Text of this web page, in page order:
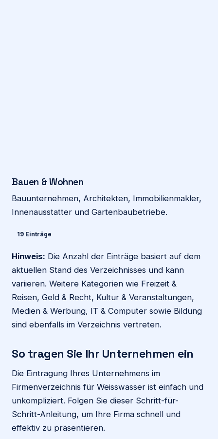
Bauen & Wohnen
Bauunternehmen, Architekten, Immobilienmakler,
Innenausstatter und Gartenbaubetriebe.
19 Einträge
Hinweis: Die Anzahl der Einträge basiert auf dem
aktuellen Stand des Verzeichnisses und kann
variieren. Weitere Kategorien wie Freizeit &
Reisen, Geld & Recht, Kultur & Veranstaltungen,
Medien & Werbung, IT & Computer sowie Bildung
sind ebenfalls im Verzeichnis vertreten.
So tragen Sie Ihr Unternehmen ein
Die Eintragung Ihres Unternehmens im
Firmenverzeichnis für Weisswasser ist einfach und
unkompliziert. Folgen Sie dieser Schritt-für-
Schritt-Anleitung, um Ihre Firma schnell und
effektiv zu präsentieren.